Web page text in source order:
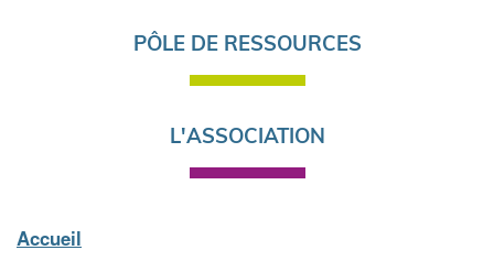
PÔLE DE RESSOURCES
L'ASSOCIATION
Accueil